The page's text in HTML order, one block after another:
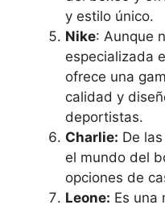
y estilo único.
Nike: Aunque
especializada
ofrece una
calidad y
deportistas.
Charlie: De
el mundo del
opciones de
Leone: Es una